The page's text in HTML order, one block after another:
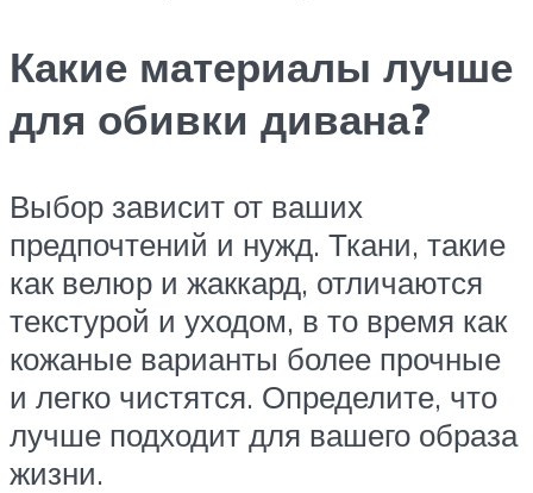
Какие материалы лучше
для обивки дивана?
Выбор зависит от ваших
предпочтений и нужд. Ткани, такие
как велюр и жаккард, отличаются
текстурой и уходом, в то время как
кожаные варианты более прочные
и легко чистятся. Определите, что
лучше подходит для вашего образа
жизни.